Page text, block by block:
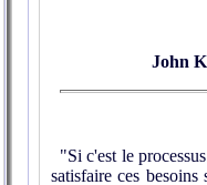
John
"Si c'est le
satisfaire ces